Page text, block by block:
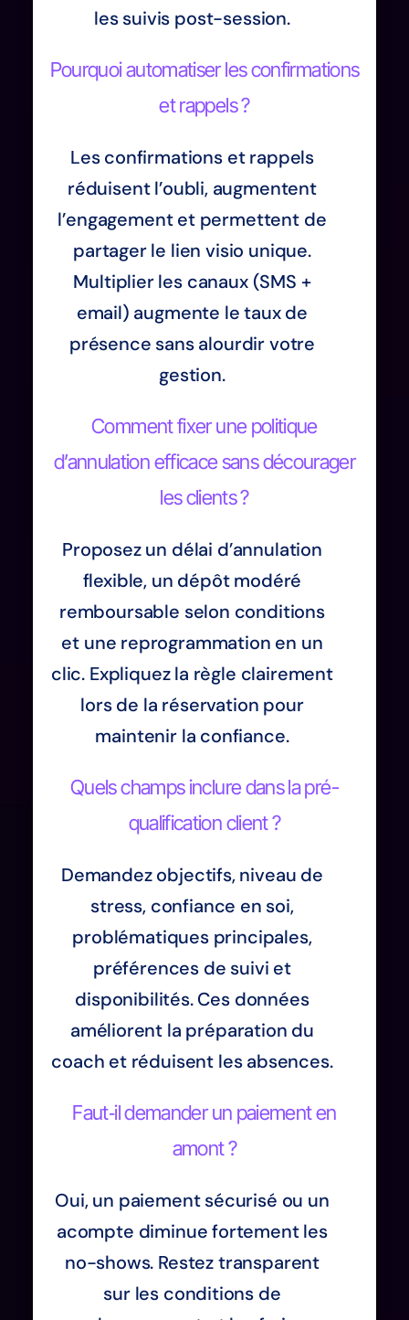
les suivis post-session.
Pourquoi automatiser les confirmations
et rappels ?
Les confirmations et rappels
réduisent l’oubli, augmentent
l’engagement et permettent de
partager le lien visio unique.
Multiplier les canaux (SMS +
email) augmente le taux de
présence sans alourdir votre
gestion.
Comment fixer une politique
d’annulation efficace sans décourager
les clients ?
Proposez un délai d’annulation
flexible, un dépôt modéré
remboursable selon conditions
et une reprogrammation en un
clic. Expliquez la règle clairement
lors de la réservation pour
maintenir la confiance.
Quels champs inclure dans la pré-
qualification client ?
Demandez objectifs, niveau de
stress, confiance en soi,
problématiques principales,
préférences de suivi et
disponibilités. Ces données
améliorent la préparation du
coach et réduisent les absences.
Faut‑il demander un paiement en
amont ?
Oui, un paiement sécurisé ou un
acompte diminue fortement les
no-shows. Restez transparent
sur les conditions de